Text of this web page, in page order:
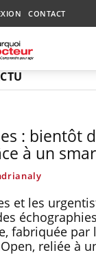
CONTACT
: bientôt
à un
et les
fabriquée par
reliée à